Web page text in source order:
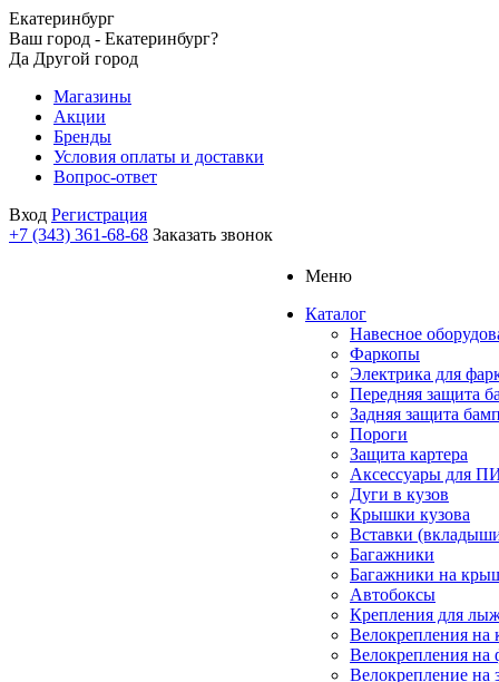
Екатеринбург
Ваш город - Екатеринбург?
Да Другой город
Магазины
Акции
Бренды
Условия оплаты и доставки
Вопрос-ответ
Вход Регистрация
+7 (343) 361-68-68 Заказать звонок
Меню
Каталог
Навесное
Фаркопы
Электрика для
Передняя защита
Задняя защита
Пороги
Защита картера
Аксессуары для
Дуги в кузов
Крышки кузова
Вставки
Багажники
Багажники на
Автобоксы
Крепления для
Велокрепления
Велокрепления на
Велокрепление на